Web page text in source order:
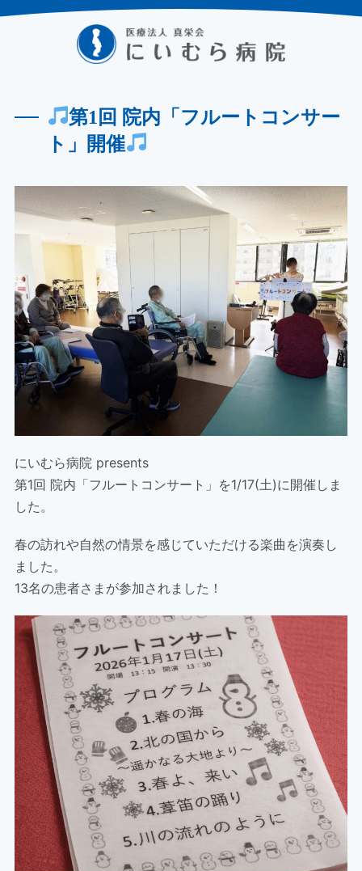
第1回 院内「フルートコンサー
ト」開催
にいむら病院 presents
第1回 院内「フルートコンサート」を1/17(土)に開催しま
した。
春の訪れや自然の情景を感じていただける楽曲を演奏し
ました。
13名の患者さまが参加されました！